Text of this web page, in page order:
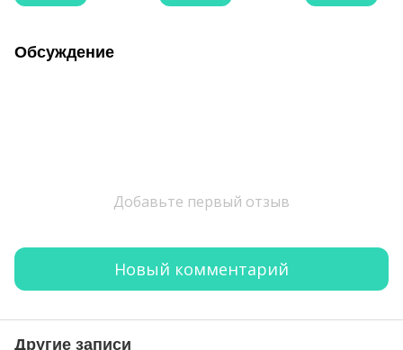
Обсуждение
Добавьте первый отзыв
Новый комментарий
Другие записи